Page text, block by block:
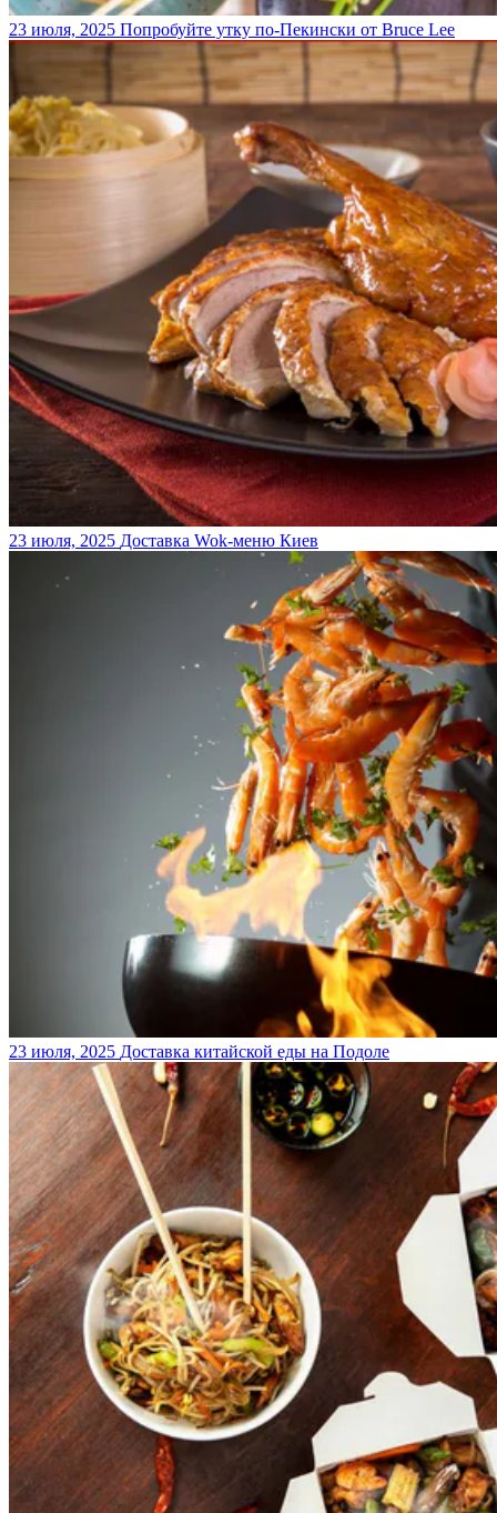
23 июля, 2025 Попробуйте утку по-Пекински от Bruce Lee
23 июля, 2025 Доставка Wok-меню Киев
23 июля, 2025 Доставка китайской еды на Подоле